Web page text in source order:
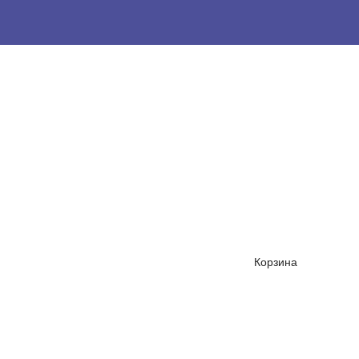
Корзина